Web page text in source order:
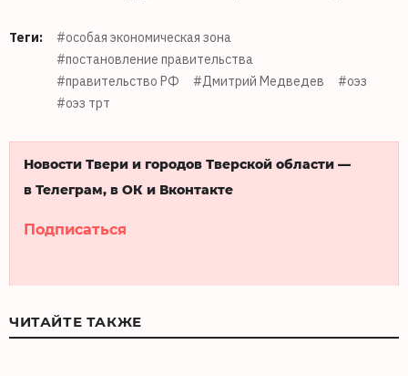
Теги:
#особая экономическая зона
#постановление правительства
#правительство РФ
#Дмитрий Медведев
#оэз
#оэз трт
Новости Твери и городов Тверской области —
в Телеграм, в ОК и Вконтакте
Подписаться
ЧИТАЙТЕ ТАКЖЕ